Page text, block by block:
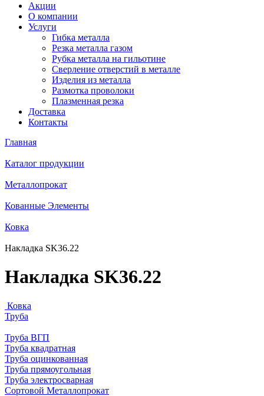
Акции
О компании
Услуги
Гибка металла
Резка металла газом
Рубка металла на гильотине
Сверление отверстий в металле
Изделия из металла
Размотка проволоки
Плазменная резка
Доставка
Контакты
Главная
Каталог продукции
Металлопрокат
Кованные Элементы
Ковка
Накладка SK36.22
Накладка SK36.22
Ковка
Труба
Труба ВГП
Труба квадратная
Труба оцинкованная
Труба прямоугольная
Труба электросварная
Сортовой Металлопрокат